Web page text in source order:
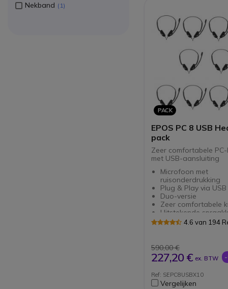
PACK
EPOS PC 8 USB
pack
Zeer comfortabele
met USB-aansluiting
Microfoon met
ruisonderdrukking
Plug & Play via USB
Duo-versie
Zeer comfortabele
Uitstekende
Verstelbare4.6 van 194
590,00 €
227,20 € ex. BTW
Ref: SEPC8USBX10
Vergelijken
Nekband 1